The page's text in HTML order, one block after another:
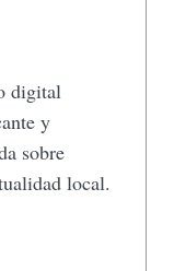
digital
y
sobre
local.